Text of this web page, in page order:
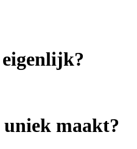
eigenlijk?
uniek maakt?